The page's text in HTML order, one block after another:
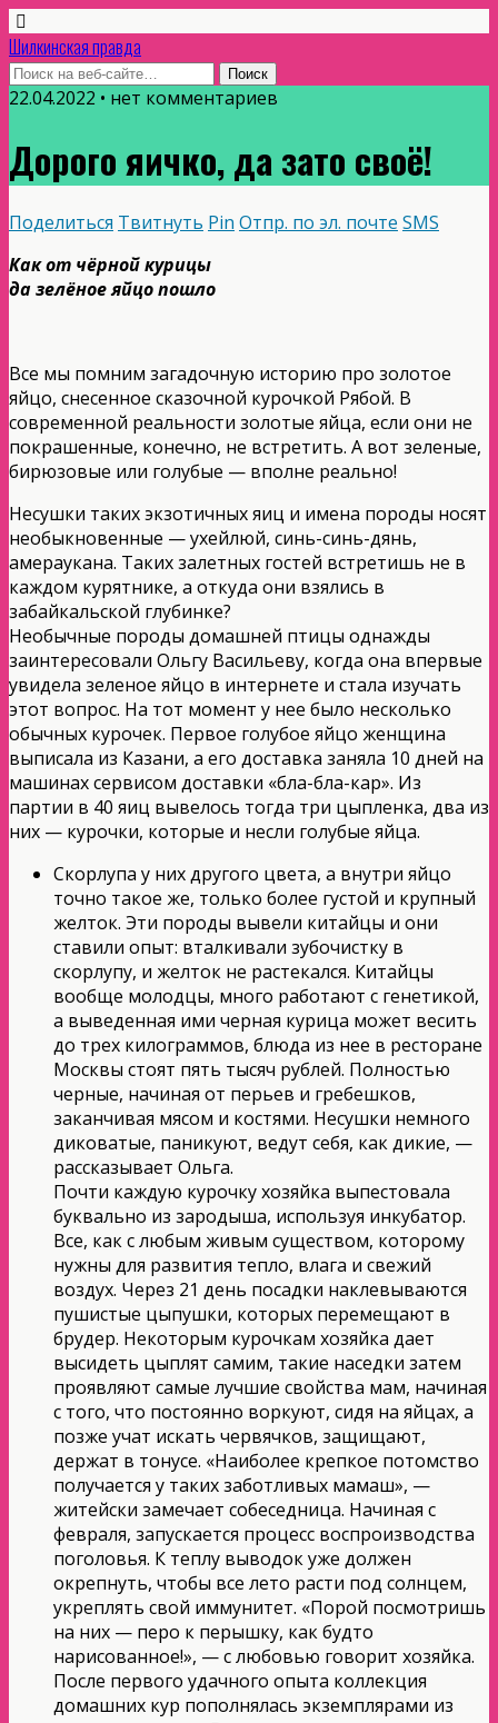
Шилкинская правда
22.04.2022 • нет комментариев
Дорого яичко, да зато своё!
Поделиться Твитнуть Pin Отпр. по эл. почте SMS
Как от чёрной курицы
да зелёное яйцо пошло
Все мы помним загадочную историю про золотое
яйцо, снесенное сказочной курочкой Рябой. В
современной реальности золотые яйца, если они не
покрашенные, конечно, не встретить. А вот зеленые,
бирюзовые или голубые — вполне реально!
Несушки таких экзотичных яиц и имена породы носят
необыкновенные — ухейлюй, синь-синь-дянь,
амераукана. Таких залетных гостей встретишь не в
каждом курятнике, а откуда они взялись в
забайкальской глубинке?
Необычные породы домашней птицы однажды
заинтересовали Ольгу Васильеву, когда она впервые
увидела зеленое яйцо в интернете и стала изучать
этот вопрос. На тот момент у нее было несколько
обычных курочек. Первое голубое яйцо женщина
выписала из Казани, а его доставка заняла 10 дней на
машинах сервисом доставки «бла-бла-кар». Из
партии в 40 яиц вывелось тогда три цыпленка, два из
них — курочки, которые и несли голубые яйца.
Скорлупа у них другого цвета, а внутри яйцо
точно такое же, только более густой и крупный
желток. Эти породы вывели китайцы и они
ставили опыт: вталкивали зубочистку в
скорлупу, и желток не растекался. Китайцы
вообще молодцы, много работают с генетикой,
а выведенная ими черная курица может весить
до трех килограммов, блюда из нее в ресторане
Москвы стоят пять тысяч рублей. Полностью
черные, начиная от перьев и гребешков,
заканчивая мясом и костями. Несушки немного
диковатые, паникуют, ведут себя, как дикие, —
рассказывает Ольга.
Почти каждую курочку хозяйка выпестовала
буквально из зародыша, используя инкубатор.
Все, как с любым живым существом, которому
нужны для развития тепло, влага и свежий
воздух. Через 21 день посадки наклевываются
пушистые цыпушки, которых перемещают в
брудер. Некоторым курочкам хозяйка дает
высидеть цыплят самим, такие наседки затем
проявляют самые лучшие свойства мам, начиная
с того, что постоянно воркуют, сидя на яйцах, а
позже учат искать червячков, защищают,
держат в тонусе. «Наиболее крепкое потомство
получается у таких заботливых мамаш», —
житейски замечает собеседница. Начиная с
февраля, запускается процесс воспроизводства
поголовья. К теплу выводок уже должен
окрепнуть, чтобы все лето расти под солнцем,
укреплять свой иммунитет. «Порой посмотришь
на них — перо к перышку, как будто
нарисованное!», — с любовью говорит хозяйка.
После первого удачного опыта коллекция
домашних кур пополнялась экземплярами из